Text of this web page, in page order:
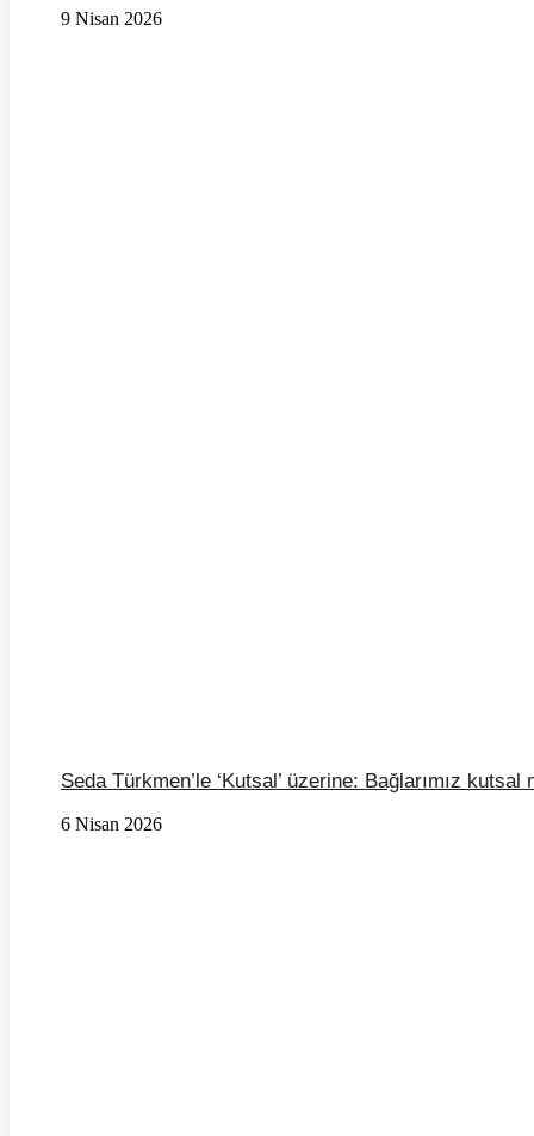
9 Nisan 2026
Seda Türkmen’le ‘Kutsal’ üzerine: Bağlarımız
6 Nisan 2026